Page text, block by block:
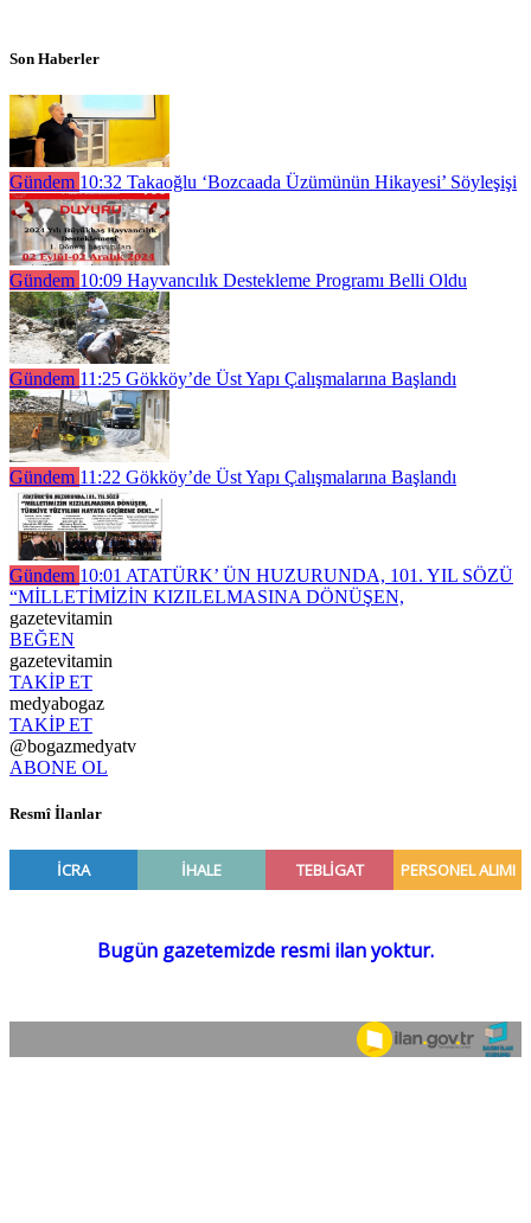
Son Haberler
Gündem 10:32 Takaoğlu ‘Bozcaada Üzümünün Hikayesi’ Söyleşişi
Gündem 10:09 Hayvancılık Destekleme Programı Belli Oldu
Gündem 11:25 Gökköy’de Üst Yapı Çalışmalarına Başlandı
Gündem 11:22 Gökköy’de Üst Yapı Çalışmalarına Başlandı
Gündem 10:01 ATATÜRK’ ÜN HUZURUNDA, 101. YIL SÖZÜ
“MİLLETİMİZİN KIZILELMASINA DÖNÜŞEN,
gazetevitamin
BEĞEN
gazetevitamin
TAKİP ET
medyabogaz
TAKİP ET
@bogazmedyatv
ABONE OL
Resmî İlanlar